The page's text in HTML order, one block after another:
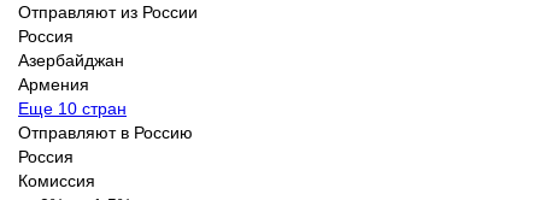
Отправляют из России
Россия
Азербайджан
Армения
Еще 10 стран
Отправляют в Россию
Россия
Комиссия